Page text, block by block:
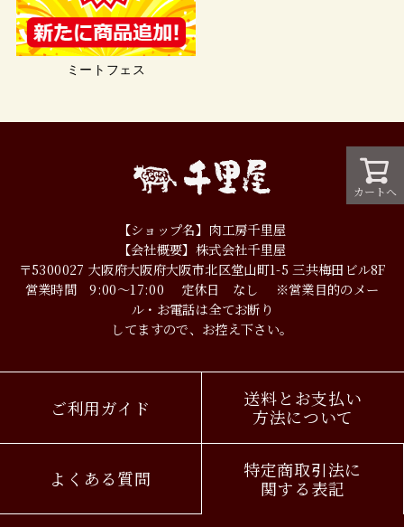
カートへ
ミートフェス
【ショップ名】肉工房千里屋
【会社概要】株式会社千里屋
〒5300027 大阪府大阪府大阪市北区堂山町1-5 三共梅田ビル8F
営業時間 9:00～17:00
定休日 なし
※営業目的のメー
ル・お電話は全てお断り
してますので、お控え下さい。
ご利用ガイド
送料とお支払い
方法について
よくある質問
特定商取引法に
関する表記